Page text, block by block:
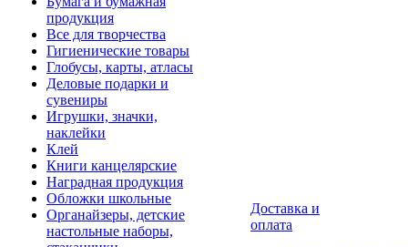
продукция
Все для творчества
Гигиенические товары
Глобусы, карты, атласы
Деловые подарки и
сувениры
Игрушки, значки,
наклейки
Клей
Книги канцелярские
Наградная продукция
Обложки школьные
Органайзеры, детские
настольные наборы,
Доставка и
оплата